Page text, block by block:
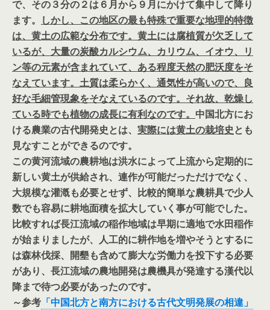
で、その３分の２は６月から９月にかけて集中して降り
ます。 しかし、この地区の最も特殊で重要な地理的特徴
は、黄土の広範な分布です。黄土には腐植質が欠乏して
いるが、大量の炭酸カルシウム、カリウム、イオウ、リ
ン等の元素が含まれていて、ある程度天然の肥沃度をそ
なえています。土質は柔らかく、通気性が高いので、良
好な毛細管現象をそなえているのです。それ故、乾燥し
ている時でも植物の成長に有利なのです。 中国北方にお
ける農業の古代開発史とは、 実際には黄土の栽培史とも
見なすことができるのです。
この黄河流域の農耕地は洪水によって上流から定期的に
新しい黄土が供給され、連作が可能だっただけでなく、
大規模な灌漑も必要とせず、比較的簡単な農耕具で少人
数でも容易に耕地面積を拡大していく事が可能でした。
比較すれば長江流域の稲作地域は早期に適地で水田稲作
が始まりましたが、人工的に耕作地を増やそうとするに
は森林伐採、開墾も含めて膨大な労働力を投下する必要
があり、長江流域の農地開発は農機具が発達する漢代以
降まで待つ必要があったのです。
～参考 「中国北方と南方における古代文明発展の相違」